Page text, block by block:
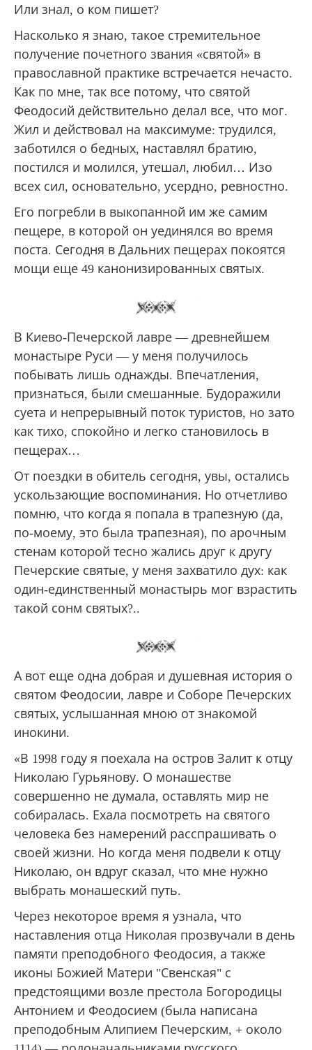
Или знал, о ком пишет?
Насколько я знаю, такое стремительное
получение почетного звания «святой» в
православной практике встречается нечасто.
Как по мне, так все потому, что святой
Феодосий действительно делал все, что мог.
Жил и действовал на максимуме: трудился,
заботился о бедных, наставлял братию,
постился и молился, утешал, любил… Изо
всех сил, основательно, усердно, ревностно.
Его погребли в выкопанной им же самим
пещере, в которой он уединялся во время
поста. Сегодня в Дальних пещерах покоятся
мощи еще 49 канонизированных святых.
В Киево-Печерской лавре — древнейшем
монастыре Руси — у меня получилось
побывать лишь однажды. Впечатления,
признаться, были смешанные. Будоражили
суета и непрерывный поток туристов, но зато
как тихо, спокойно и легко становилось в
пещерах…
От поездки в обитель сегодня, увы, остались
ускользающие воспоминания. Но отчетливо
помню, что когда я попала в трапезную (да,
по-моему, это была трапезная), по арочным
стенам которой тесно жались друг к другу
Печерские святые, у меня захватило дух: как
один-единственный монастырь мог взрастить
такой сонм святых?..
А вот еще одна добрая и душевная история о
святом Феодосии, лавре и Соборе Печерских
святых, услышанная мною от знакомой
инокини.
«В 1998 году я поехала на остров Залит к отцу
Николаю Гурьянову. О монашестве
совершенно не думала, оставлять мир не
собиралась. Ехала посмотреть на святого
человека без намерений расспрашивать о
своей жизни. Но когда меня подвели к отцу
Николаю, он вдруг сказал, что мне нужно
выбрать монашеский путь.
Через некоторое время я узнала, что
наставления отца Николая прозвучали в день
памяти преподобного Феодосия, а также
иконы Божией Матери "Свенская" с
предстоящими возле престола Богородицы
Антонием и Феодосием (была написана
преподобным Алипием Печерским, + около